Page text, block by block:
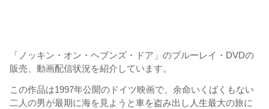
「ノッキン・オン・ヘブンズ・ドア」のブルーレイ・DVDの
販売、動画配信状況を紹介しています。
この作品は1997年公開のドイツ映画で、余命いくばくもない
二人の男が最期に海を見ようと車を盗み出し人生最大の旅に